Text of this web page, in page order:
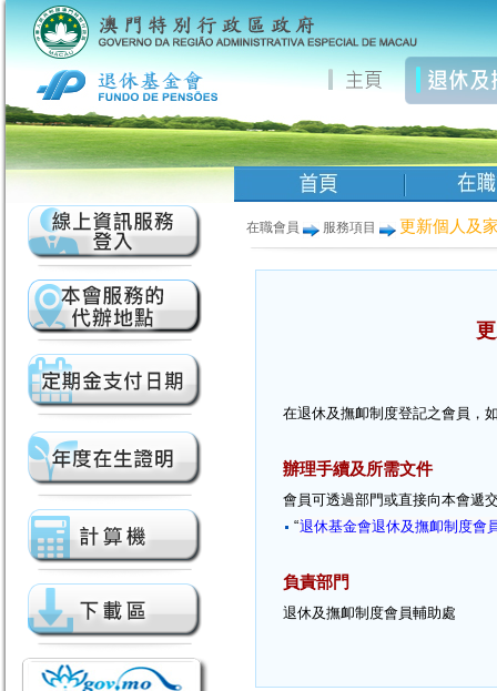
在職會員 服務項目 更新個人及
在退休及撫卹制度登記之會員，
辦理手續及所需文件
會員可透過部門或直接向本會遞
“退休基金會退休及撫卹制度會
負責部門
退休及撫卹制度會員輔助處